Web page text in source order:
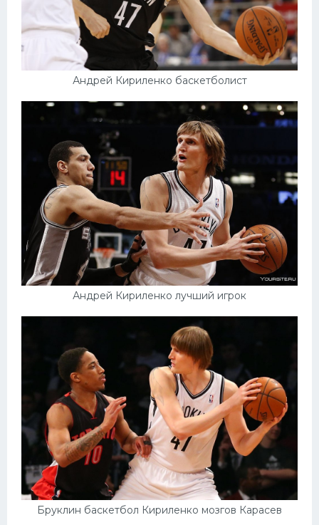
Андрей Кириленко баскетболист
Андрей Кириленко лучший игрок
Бруклин баскетбол Кириленко мозгов Карасев